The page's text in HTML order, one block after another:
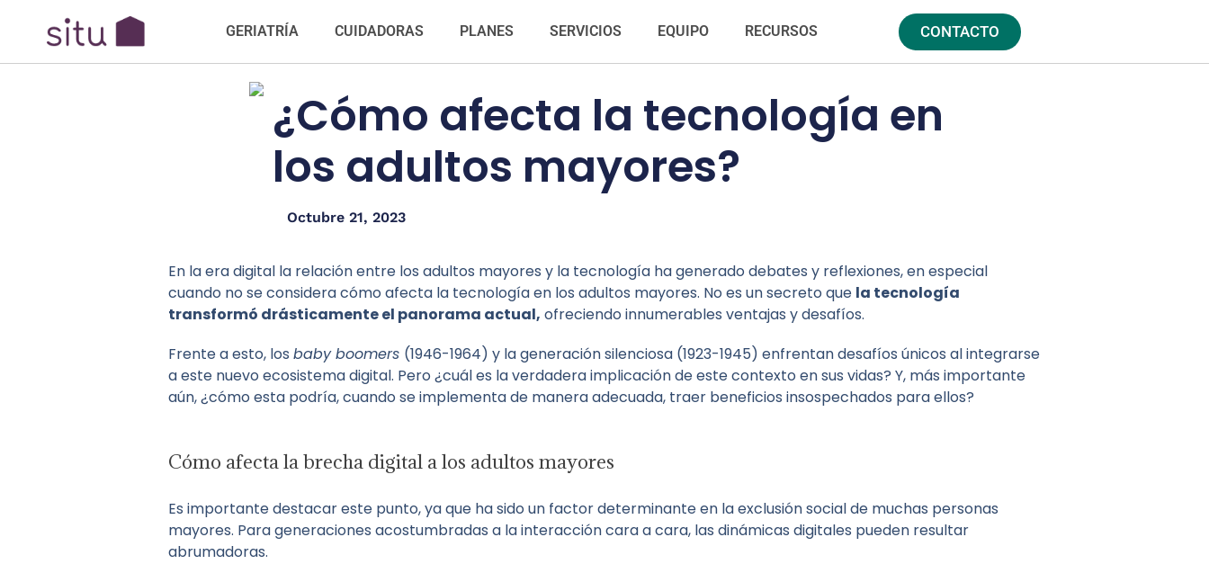
GERIATRÍA CUIDADORAS PLANES SERVICIOS EQUIPO RECURSOS CONTACTO
¿Cómo afecta la tecnología en
los adultos mayores?
Octubre 21, 2023
En la era digital la relación entre los adultos mayores y la tecnología ha generado debates y reflexiones, en especial
cuando no se considera cómo afecta la tecnología en los adultos mayores. No es un secreto que la tecnología
transformó drásticamente el panorama actual, ofreciendo innumerables ventajas y desafíos.
Frente a esto, los baby boomers (1946-1964) y la generación silenciosa (1923-1945) enfrentan desafíos únicos al integrarse
a este nuevo ecosistema digital. Pero ¿cuál es la verdadera implicación de este contexto en sus vidas? Y, más importante
aún, ¿cómo esta podría, cuando se implementa de manera adecuada, traer beneficios insospechados para ellos?
Cómo afecta la brecha digital a los adultos mayores
Es importante destacar este punto, ya que ha sido un factor determinante en la exclusión social de muchas personas
mayores. Para generaciones acostumbradas a la interacción cara a cara, las dinámicas digitales pueden resultar
abrumadoras.